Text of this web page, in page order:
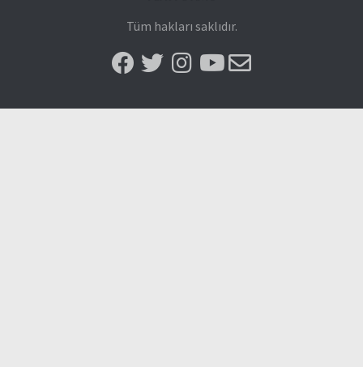
Tüm hakları saklıdır.